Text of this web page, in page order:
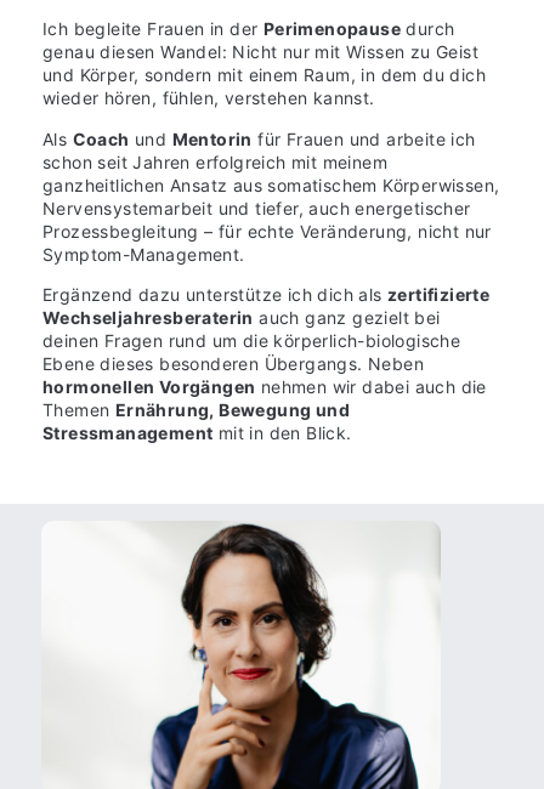
Ich begleite Frauen in der Perimenopause durch
genau diesen Wandel: Nicht nur mit Wissen zu Geist
und Körper, sondern mit einem Raum, in dem du dich
wieder hören, fühlen, verstehen kannst.
Als Coach und Mentorin für Frauen und arbeite ich
schon seit Jahren erfolgreich mit meinem
ganzheitlichen Ansatz aus somatischem Körperwissen,
Nervensystemarbeit und tiefer, auch energetischer
Prozessbegleitung – für echte Veränderung, nicht nur
Symptom-Management.
Ergänzend dazu unterstütze ich dich als zertifizierte
Wechseljahresberaterin auch ganz gezielt bei
deinen Fragen rund um die körperlich-biologische
Ebene dieses besonderen Übergangs. Neben
hormonellen Vorgängen nehmen wir dabei auch die
Themen Ernährung, Bewegung und
Stressmanagement mit in den Blick.